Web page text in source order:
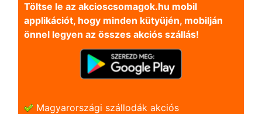
Töltse le az akcioscsomagok.hu mobil
applikációt, hogy minden kütyüjén, mobilján
önnel legyen az összes akciós szállás!
Magyarországi szállodák akciós